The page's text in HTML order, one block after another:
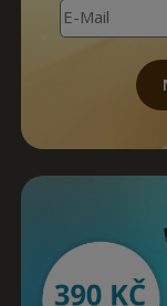
E-Mail